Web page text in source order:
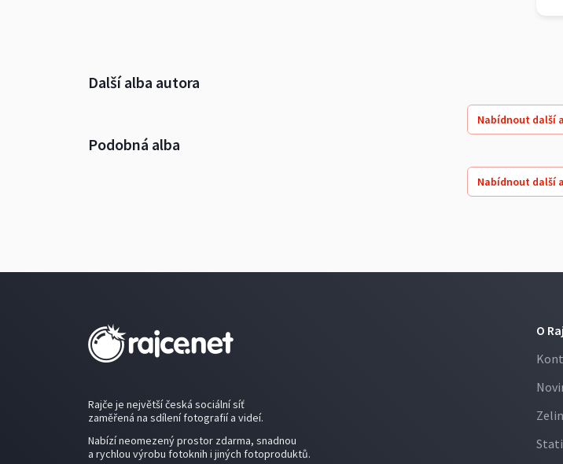
Další alba autora
Nabídnout další
Podobná alba
Nabídnout další
Rajče je největší česká sociální síť
zaměřená na sdílení fotografií a videí.
Nabízí neomezený prostor zdarma, snadnou
a rychlou výrobu fotoknih i jiných fotoproduktů.
O